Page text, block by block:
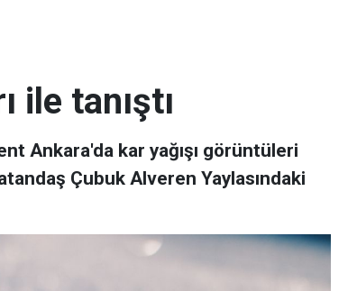
ile tanıştı
Ankara'da kar yağışı görüntüleri
Çubuk Alveren Yaylasındaki